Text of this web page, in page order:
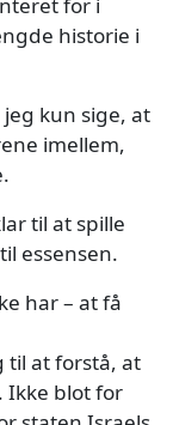
historie i
kun sige, at
imellem,
til at spille
essensen.
har – at få
til at forstå, at
Ikke blot for